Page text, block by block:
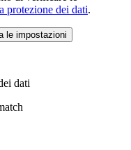
protezione dei dati.
le impostazioni
dati